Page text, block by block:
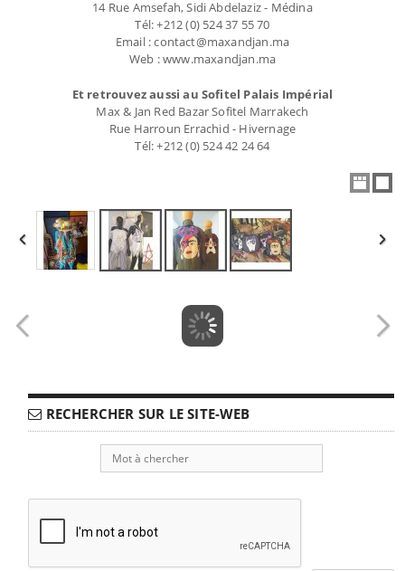
14 Rue Amsefah, Sidi Abdelaziz - Médina
Tél: +212 (0) 524 37 55 70
Email : contact@maxandjan.ma
Web : www.maxandjan.ma
Et retrouvez aussi au Sofitel Palais Impérial
Max & Jan Red Bazar Sofitel Marrakech
Rue Harroun Errachid - Hivernage
Tél: +212 (0) 524 42 24 64
RECHERCHER SUR LE SITE-WEB